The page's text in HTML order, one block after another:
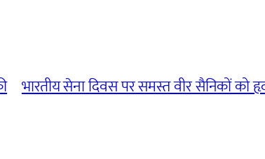
भारतीय सेना दिवस पर समस्त वीर सैनिकों को